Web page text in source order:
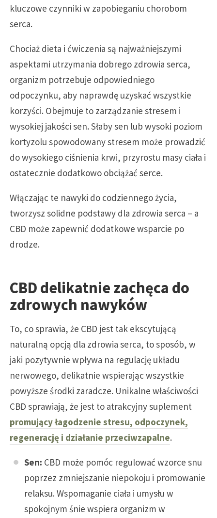
kluczowe czynniki w zapobieganiu chorobom
serca.
Chociaż dieta i ćwiczenia są najważniejszymi
aspektami utrzymania dobrego zdrowia serca,
organizm potrzebuje odpowiedniego
odpoczynku, aby naprawdę uzyskać wszystkie
korzyści. Obejmuje to zarządzanie stresem i
wysokiej jakości sen. Słaby sen lub wysoki poziom
kortyzolu spowodowany stresem może prowadzić
do wysokiego ciśnienia krwi, przyrostu masy ciała i
ostatecznie dodatkowo obciążać serce.
Włączając te nawyki do codziennego życia,
tworzysz solidne podstawy dla zdrowia serca – a
CBD może zapewnić dodatkowe wsparcie po
drodze.
CBD delikatnie zachęca do
zdrowych nawyków
To, co sprawia, że CBD jest tak ekscytującą
naturalną opcją dla zdrowia serca, to sposób, w
jaki pozytywnie wpływa na regulację układu
nerwowego, delikatnie wspierając wszystkie
powyższe środki zaradcze. Unikalne właściwości
CBD sprawiają, że jest to atrakcyjny suplement
promujący łagodzenie stresu, odpoczynek,
regenerację i działanie przeciwzapalne.
Sen: CBD może pomóc regulować wzorce snu
poprzez zmniejszanie niepokoju i promowanie
relaksu. Wspomaganie ciała i umysłu w
spokojnym śnie wspiera organizm w